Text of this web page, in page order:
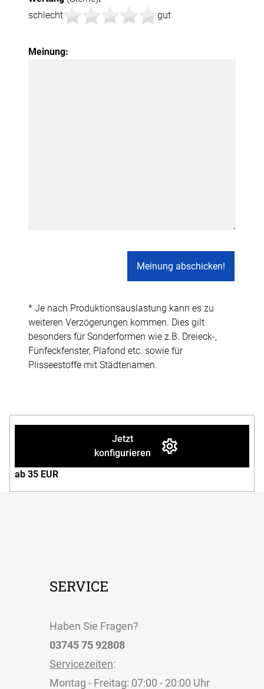
schlecht
gut
Meinung:
* Je nach Produktionsauslastung kann es zu
weiteren Verzögerungen kommen. Dies gilt
besonders für Sonderformen wie z.B. Dreieck-,
Fünfeckfenster, Plafond etc. sowie für
Plisseestoffe mit Städtenamen.
Jetzt
konfigurieren
ab 35 EUR
SERVICE
Haben Sie Fragen?
03745 75 92808
Servicezeiten:
Montag - Freitag: 07:00 - 20:00 Uhr